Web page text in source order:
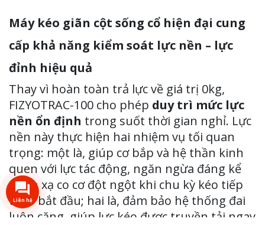
Máy kéo giãn cột sống cổ hiện đại cung
cấp khả năng kiểm soát lực nền – lực
đỉnh hiệu quả
Thay vì hoàn toàn trả lực về giá trị 0kg,
FIZYOTRAC-100 cho phép duy trì mức lực
nền ổn định trong suốt thời gian nghỉ. Lực
nền này thực hiện hai nhiệm vụ tối quan
trọng: một là, giúp cơ bắp và hệ thần kinh
quen với lực tác động, ngăn ngừa đáng kể
phản xạ co cơ đột ngột khi chu kỳ kéo tiếp
theo bắt đầu; hai là, đảm bảo hệ thống đai
luôn căng, giúp lực kéo được truyền tải ngay
Liên hệ